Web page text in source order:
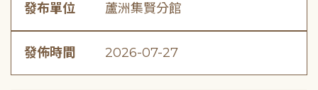
發布單位 蘆洲集賢分館
發佈時間 2026-07-27